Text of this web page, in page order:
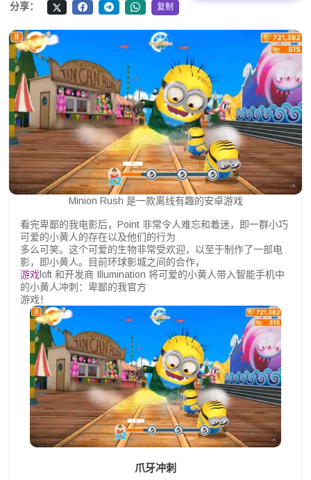
分享： 复制
Minion Rush 是一款离线有趣的安卓游戏
看完卑鄙的我电影后，Point 非常令人难忘和着迷，即一群小巧
可爱的小黄人的存在以及他们的行为
多么可笑。这个可爱的生物非常受欢迎，以至于制作了一部电
影，即小黄人。目前环球影城之间的合作，
游戏loft 和开发商 Illumination 将可爱的小黄人带入智能手机中
的小黄人冲刺：卑鄙的我官方
游戏！
爪牙冲刺